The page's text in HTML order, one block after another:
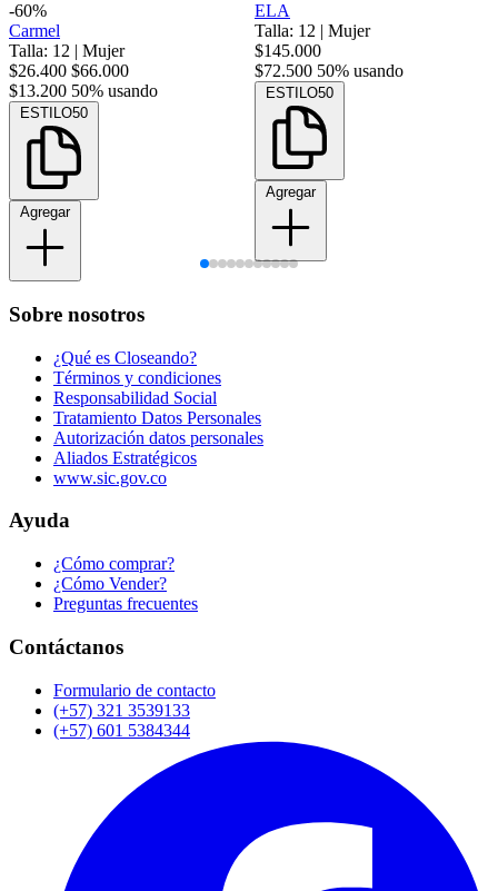
-60%
Carmel
Talla: 12 | Mujer
$26.400 $66.000
$13.200 50% usando
ESTILO50
Agregar
ELA
Talla: 12 | Mujer
$145.000
$72.500 50% usando
ESTILO50
Agregar
Sobre nosotros
¿Qué es Closeando?
Términos y condiciones
Responsabilidad Social
Tratamiento Datos Personales
Autorización datos personales
Aliados Estratégicos
www.sic.gov.co
Ayuda
¿Cómo comprar?
¿Cómo Vender?
Preguntas frecuentes
Contáctanos
Formulario de contacto
(+57) 321 3539133
(+57) 601 5384344